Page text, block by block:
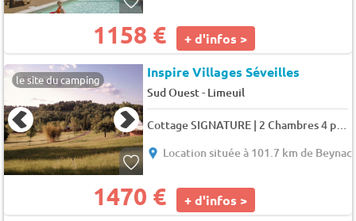
1158 € + d'infos >
le site du camping Inspire Villages Séveilles
Sud Ouest- Limeuil
Cottage SIGNATURE | 2 Chambres 4 pers.
Location située à 101.7 km de Beynac
1470 € + d'infos >